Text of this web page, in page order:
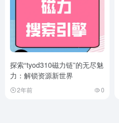
探索“tyod310磁力链”的无尽魅
力：解锁资源新世界
2年前 0